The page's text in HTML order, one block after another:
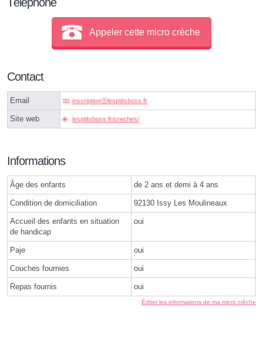
Appeler cette micro crèche
Contact
Email inscriptionⓐlesptitsboss.fr
Site web lesptitsboss.fr/creches/
Informations
Âge des enfants de 2 ans et demi à 4 ans
Condition de domiciliation 92130 Issy Les Moulineaux
Accueil des enfants en situation
de handicap
oui
Paje oui
Couches fournies oui
Repas fournis oui
Éditer les informations de ma micro crèche